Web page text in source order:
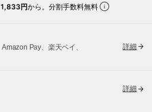
1,833円から。分割手数料無料
Pay、楽天ペイ、
詳細
詳細